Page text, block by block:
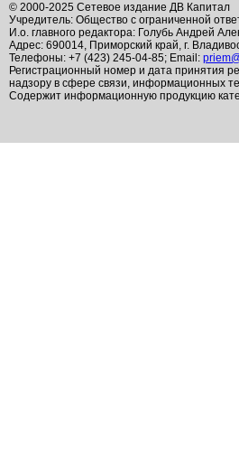
© 2000-2025 Сетевое издание ДВ Капитал
Учредитель: Общество с ограниченной
И.о. главного редактора: Голубь Андрей
Адрес: 690014, Приморский край, г.
Телефоны: +7 (423) 245-04-85; Email:
Регистрационный номер и дата принятия
надзору в сфере связи, информационных
Содержит информационную продукцию